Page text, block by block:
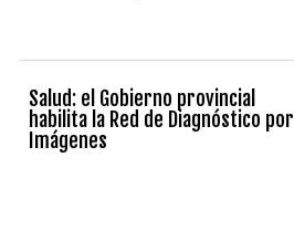
Salud: el Gobierno provincial
habilita la Red de Diagnóstico por
Imágenes